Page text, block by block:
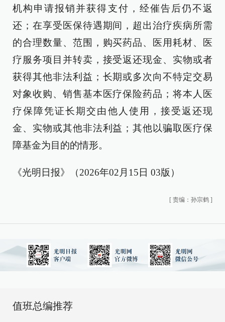
机构申请报销并获得支付，经催告后仍不返
还；在享受医保待遇期间，超出治疗疾病所需
的合理数量、范围，购买药品、医用耗材、医
疗服务项目并转卖，接受返还现金、实物或者
获得其他非法利益；长期或多次向不特定交易
对象收购、销售基本医疗保险药品；将本人医
疗保障凭证长期交由他人使用，接受返还现
金、实物或其他非法利益；其他以骗取医疗保
障基金为目的的情形。
《光明日报》（2026年02月15日 03版）
[ 责编：孙宗鹤 ]
值班总编推荐